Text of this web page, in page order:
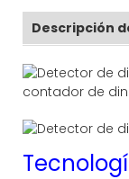
Descripción